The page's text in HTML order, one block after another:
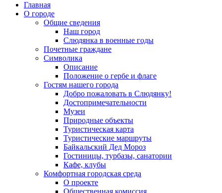
Главная
О городе
Общие сведения
Наш город
Слюдянка в военные годы
Почетные граждане
Символика
Описание
Положение о гербе и флаге
Гостям нашего города
Добро пожаловать в Слюдянку!
Достопримечательности
Музеи
Природные объекты
Туристическая карта
Туристические маршруты
Байкальский Дед Мороз
Гостиницы, турбазы, санатории
Кафе, клубы
Комфортная городская среда
О проекте